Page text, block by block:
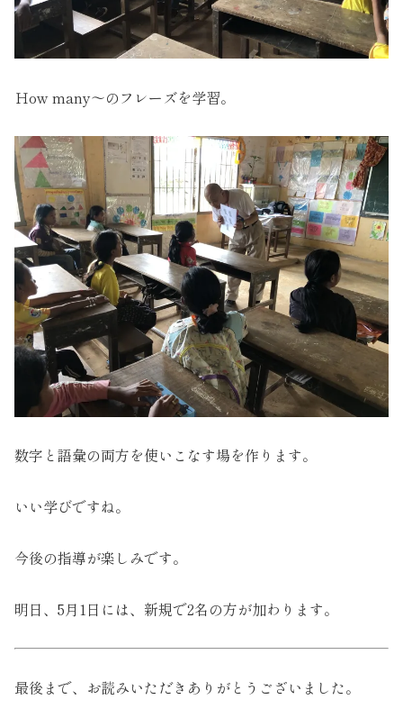
Ｈow many～のフレーズを学習。
数字と語彙の両方を使いこなす場を作ります。
いい学びですね。
今後の指導が楽しみです。
明日、5月1日には、新規で2名の方が加わります。
最後まで、お読みいただきありがとうございました。